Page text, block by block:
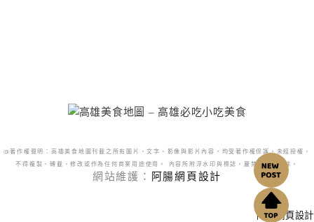
@著作權聲明：高雄美食地圖刊載之所有圖片、文字、影像與影片內容，均受著作權保護。未經授權，
不得複製、轉載、修改或作為任何商業用途使用。 內容所附浮水印與標誌，嚴禁更改或移除。
網站維護： 阿腸網頁設計
阿腸網頁設計